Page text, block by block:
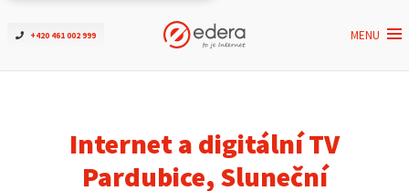
+420 461 002 999 MENU
Ověřit dostupnost
ČEZNET TV
Internet a digitální TV
Pardubice, Sluneční